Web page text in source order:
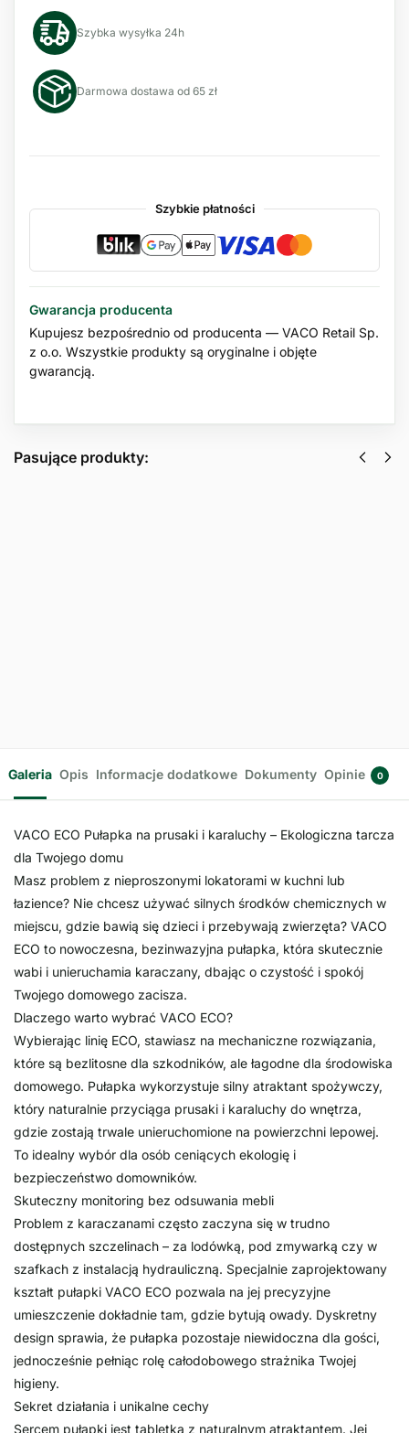
Szybka wysyłka 24h
Darmowa dostawa od 65 zł
Szybkie płatności
Gwarancja producenta
Kupujesz bezpośrednio od producenta — VACO Retail Sp.
z o.o. Wszystkie produkty są oryginalne i objęte
gwarancją.
Pasujące produkty:
Galeria Opis Informacje dodatkowe Dokumenty Opinie 0
VACO ECO Pułapka na prusaki i karaluchy – Ekologiczna tarcza
dla Twojego domu
Masz problem z nieproszonymi lokatorami w kuchni lub
łazience? Nie chcesz używać silnych środków chemicznych w
miejscu, gdzie bawią się dzieci i przebywają zwierzęta? VACO
ECO to nowoczesna, bezinwazyjna pułapka, która skutecznie
wabi i unieruchamia karaczany, dbając o czystość i spokój
Twojego domowego zacisza.
Dlaczego warto wybrać VACO ECO?
Wybierając linię ECO, stawiasz na mechaniczne rozwiązania,
które są bezlitosne dla szkodników, ale łagodne dla środowiska
domowego. Pułapka wykorzystuje silny atraktant spożywczy,
który naturalnie przyciąga prusaki i karaluchy do wnętrza,
gdzie zostają trwale unieruchomione na powierzchni lepowej.
To idealny wybór dla osób ceniących ekologię i
bezpieczeństwo domowników.
Skuteczny monitoring bez odsuwania mebli
Problem z karaczanami często zaczyna się w trudno
dostępnych szczelinach – za lodówką, pod zmywarką czy w
szafkach z instalacją hydrauliczną. Specjalnie zaprojektowany
kształt pułapki VACO ECO pozwala na jej precyzyjne
umieszczenie dokładnie tam, gdzie bytują owady. Dyskretny
design sprawia, że pułapka pozostaje niewidoczna dla gości,
jednocześnie pełniąc rolę całodobowego strażnika Twojej
higieny.
Sekret działania i unikalne cechy
Sercem pułapki jest tabletka z naturalnym atraktantem. Jej